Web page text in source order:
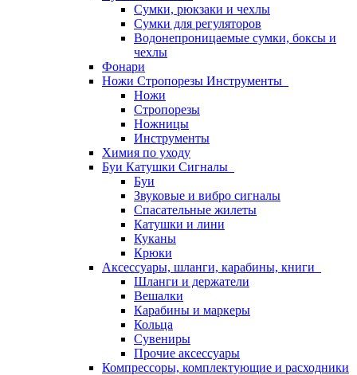
Сумки, рюкзаки и чехлы
Сумки для регуляторов
Водонепроницаемые сумки, боксы и
чехлы
Фонари
Ножи Стропорезы Инструменты
Ножи
Стропорезы
Ножницы
Инструменты
Химия по уходу
Буи Катушки Сигналы
Буи
Звуковые и вибро сигналы
Спасательные жилеты
Катушки и лини
Куканы
Крюки
Аксессуары, шланги, карабины, книги
Шланги и держатели
Вешалки
Карабины и маркеры
Кольца
Сувениры
Прочие аксессуары
Компрессоры, комплектующие и расходники